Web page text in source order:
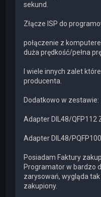
sekund.
Złącze ISP do
połączenie z
duża prędkość/pełna
I wiele innych zalet
producenta.
Dodatkowo w zestawie:
Adapter DIL48/QFP112
Adapter DIL48/
Posiadam Faktury
Programator w bardzo
zarysowań, wygląda tak
zakupiony.